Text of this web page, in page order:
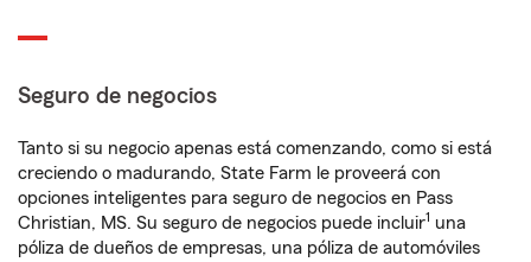
Seguro de negocios
Tanto si su negocio apenas está comenzando, como si está
creciendo o madurando, State Farm le proveerá con
opciones inteligentes para seguro de negocios en Pass
Christian, MS. Su seguro de negocios puede incluir1 una
póliza de dueños de empresas, una póliza de automóviles